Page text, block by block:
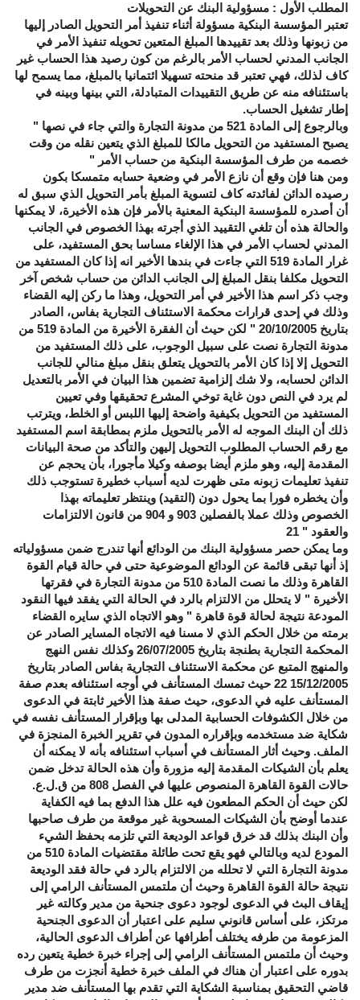
المطلب الأول : مسؤولية البنك عن التحويلات
تعتبر المؤسسة البنكية مسؤولة أثناء تنفيذ أمر التحويل الصادر إليها
من زبونها وذلك بعد تقييدها المبلغ المتعين تحويله تنفيذ الأمر في
الجانب المدني لحساب الأمر بالرغم من كون رصيد هذا الحساب غير
كاف لذلك، فهي تعتبر قد منحته تسهيلا ائتمانيا بالمبلغ، مما يسمح لها
باستئنافه منه عن طريق التقييدات المتبادلة، التي بينها وبينه في
إطار تشغيل الحساب.
وبالرجوع إلى المادة 521 من مدونة التجارة والتي جاء في نصها "
يصبح المستفيد من التحويل مالكا للمبلغ الذي يتعين نقله من وقت
خصمه من طرف المؤسسة البنكية من حساب الأمر "
ومن هنا فإن وقع أن نازع الأمر في وضعية حسابه متمسكا بكون
رصيده الدائن لفائدته كاف لتسوية المبلغ بأمر التحويل الذي سبق له
أن أصدره للمؤسسة البنكية المعنية بالأمر فإن هذه الأخيرة، لا يمكنها
والحالة هذه أن تلغي التقييد الذي أجرته بهذا الخصوص في الجانب
المدني لحساب الأمر في هذا الإلغاء مساسا بحق المستفيد، على
غرار المادة 519 التي جاءت في بندها الأخير انه إذا كان المستفيد من
التحويل مكلفا بنقل المبلغ إلى الجانب الدائن من حساب شخص آخر
وجب ذكر اسم هذا الأخير في أمر التحويل، وهذا ما ركن إليه القضاء
وذلك في إحدى قرارات محكمة الاستئناف التجارية بفاس، الصادر
بتاريخ 20/10/2005 " لكن حيث أن الفقرة الأخيرة من المادة 519 من
مدونة التجارة نصت على سبيل الوجوب، على ذلك المستفيد من
التحويل إلا إذا كان الأمر بالتحويل يتعلق بنقل مبلغ منالي للجانب
الدائن لحسابه، ولا شك إلزامية تضمين هذا البيان في الأمر بالتعديل
لم يرد في النص دون غاية توخي المشرع تحقيقها وفي تعيين
المستفيد من التحويل بكيفية واضحة إليها اللبس أو الخلط، ويترتب
ذلك أن البنك الموجه له الأمر بالتحويل ملزم بمطابقة اسم المستفيد
مع رقم الحساب المطلوب التحويل إليهن والتأكد من صحة البيانات
المقدمة إليه، وهو ملزم أيضا بوصفه وكيلا مأجورا، بأن يحجم عن
تنفيذ تعليمات زبونه متى ظهرت لديه أسباب خطيرة تستوجب ذلك
وأن يخطره فورا بما يحول دون (التقيد) وينتظر تعليماته بهذا
الخصوص وذلك عملا بالفصلين 903 و 904 من قانون الالتزامات
والعقود " 21
وما يمكن حصر مسؤولية البنك من الودائع أنها تندرج ضمن مسؤولياته
إذ أنها تبقى قائمة عن الودائع الموضوعية حتى في حالة قيام القوة
القاهرة وذلك ما نصت المادة 510 من مدونة التجارة في فقرتها
الأخيرة " لا يتحلل من الالتزام بالرد في الحالة التي يفقد فيها النقود
المودعة نتيجة لحالة قوة قاهرة " وهو الاتجاه الذي سايره القضاء
برمته من خلال الحكم الذي لا مسنا فيه الاتجاه المساير الصادر عن
المحكمة التجارية بطنجة بتاريخ 26/07/2005 وكذلك نفس النهج
والمنهج المتبع عن محكمة الاستئناف التجارية بفاس الصادر بتاريخ
15/12/2005 22 حيث تمسك المستأنف في أوجه استئنافه بعدم صفة
المستأنف عليه في الدعوى، حيث صفة هذا الأخير ثابتة في الدعوى
من خلال الكشوفات الحسابية المدلى بها وبإقرار المستأنف نفسه في
شكاية ضد مستخدمه وبإقراره المدون في تقرير الخبرة المنجزة في
الملف. وحيث أثار المستأنف في أسباب استئنافه بأنه لا يمكنه أن
يعلم بأن الشيكات المقدمة إليه مزورة وأن هذه الحالة تدخل ضمن
حالات القوة القاهرة المنصوص عليها في الفصل 808 من ق.ل.ع.
لكن حيث أن الحكم المطعون فيه علل هذا الدفع بما فيه الكفاية
عندما أوضح بأن الشيكات المسحوبة غير موقعة من طرف صاحبها
وأن البنك بذلك قد خرق قواعد الوديعة التي تلزمه بحفظ الشيء
المودع لديه وبالتالي فهو يقع تحت طائلة مقتضيات المادة 510 من
مدونة التجارة التي لا تحلله من الالتزام بالرد في حالة فقد الوديعة
نتيجة حالة القوة القاهرة وحيث أن ملتمس المستأنف الرامي إلى
إيقاف البث في الدعوى لوجود دعوى جنحية من مدير وكالته غير
مرتكز، على أساس قانوني سليم على اعتبار أن الدعوى الجنحية
المزعومة من طرفه يختلف أطرافها عن أطراف الدعوى الحالية،
وحيث أن ملتمس المستأنف الرامي إلى إجراء خبرة خطية يتعين رده
بدوره على اعتبار أن هناك في الملف خبرة خطية أنجزت من طرف
قاضي التحقيق بمناسبة الشكاية التي تقدم بها المستأنف ضد مدير